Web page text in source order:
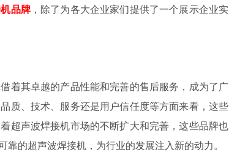
品牌，除了为各大企业家们提供了一个展示企业实
着其卓越的产品性能和完善的售后服务，成为了广
质、技术、服务还是用户信任度等方面来看，这些
超声波焊接机市场的不断扩大和完善，这些品牌也
的超声波焊接机，为行业的发展注入新的动力。